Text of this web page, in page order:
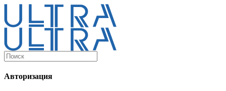
Каталог
Компьютеры и комплектующие
Авторизация